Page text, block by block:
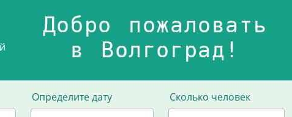
Добро пожаловать
в Волгоград!
Определите дату
Сколько человек